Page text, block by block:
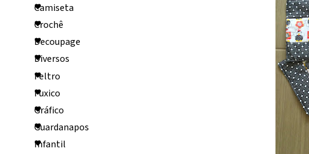
Camiseta
Crochê
Decoupage
Diversos
Feltro
Fuxico
Gráfico
Guardanapos
Infantil